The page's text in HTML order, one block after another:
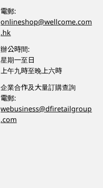
電郵:
onlineshop@wellcome.com
.hk
辦公時間:
星期一至日
上午九時至晚上六時
企業合作及大量訂購查詢
電郵:
webusiness@dfiretailgroup
.com